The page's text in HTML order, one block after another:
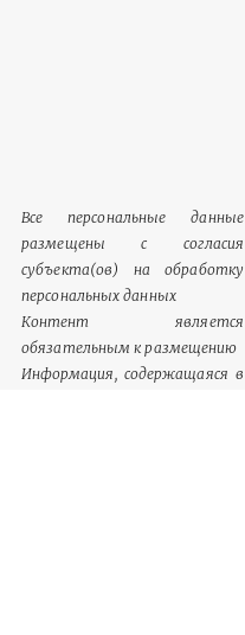
Все персональные данные
размещены с согласия
субъекта(ов) на обработку
персональных данных
Контент является
обязательным к размещению
Информация, содержащаяся в